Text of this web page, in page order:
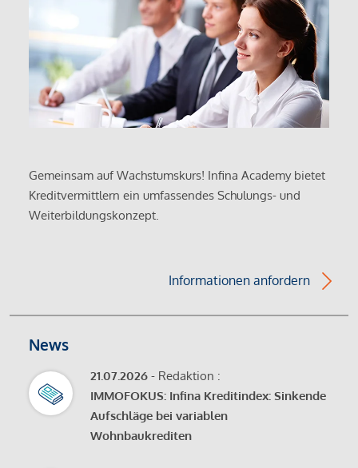
Gemeinsam auf Wachstumskurs! Infina Academy bietet
Kreditvermittlern ein umfassendes Schulungs- und
Weiterbildungskonzept.
Informationen anfordern
News
21.07.2026 - Redaktion :
IMMOFOKUS: Infina Kreditindex: Sinkende
Aufschläge bei variablen
Wohnbaukrediten